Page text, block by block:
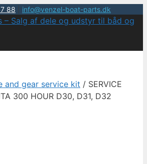
88 info@venzel-boat-parts.dk
and gear service kit / SERVICE
300 HOUR D30, D31, D32